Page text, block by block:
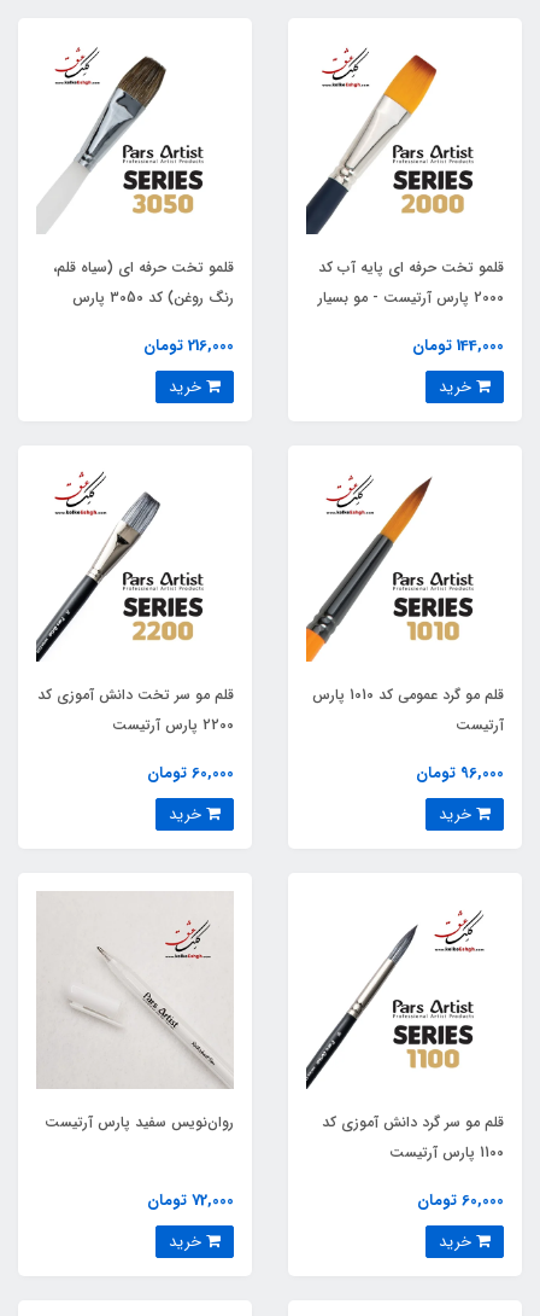
قلمو تخت حرفه ای پایه آب کد
2000 پارس آرتیست - مو بسیار
144,000 تومان
قلمو تخت حرفه ای (سیاه قلم،
رنگ روغن) کد 3050 پارس
216,000 تومان
قلم مو گرد عمومی کد 1010 پارس
آرتیست
96,000 تومان
قلم مو سر تخت دانش آموزی کد
2200 پارس آرتیست
60,000 تومان
قلم مو سر گرد دانش آموزی کد
1100 پارس آرتیست
60,000 تومان
روان‌نویس سفید پارس آرتیست
72,000 تومان